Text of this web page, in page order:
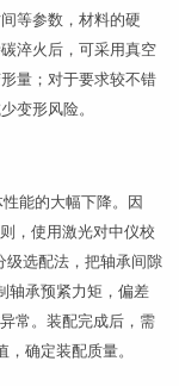
等参数，材料的硬
淬火后，可采用真空
量；对于要求较不错
变形风险。
能的大幅下降。因
，使用激光对中仪校
级选配法，把轴承间隙
轴承预紧力矩，偏差
常。装配完成后，需
确定装配质量。